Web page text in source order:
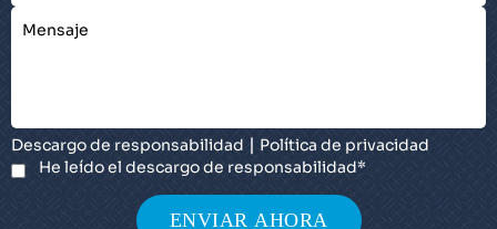
Descargo de responsabilidad | Política de privacidad
He leído el descargo de responsabilidad*